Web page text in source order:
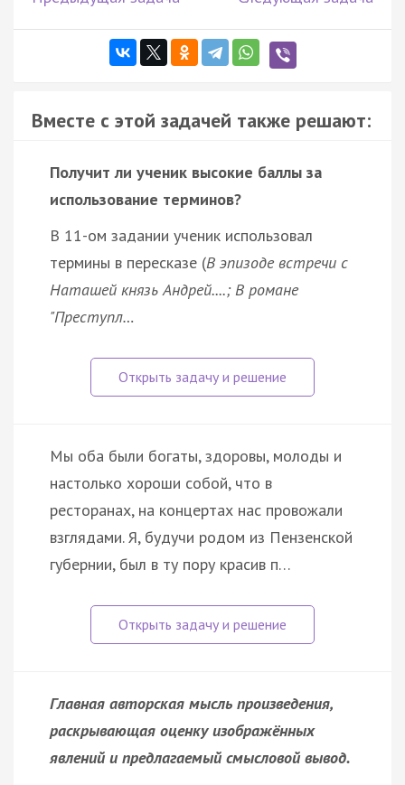
Вместе с этой задачей также решают:
Получит ли ученик высокие баллы за
использование терминов?
В 11-ом задании ученик использовал
термины в пересказе (В эпизоде встречи с
Наташей князь Андрей....; В романе
"Преступл…
Мы оба были богаты, здоровы, молоды и
настолько хороши собой, что в
ресторанах, на концертах нас провожали
взглядами. Я, будучи родом из Пензенской
губернии, был в ту пору красив п…
Главная авторская мысль произведения,
раскрывающая оценку изображённых
явлений и предлагаемый смысловой вывод.